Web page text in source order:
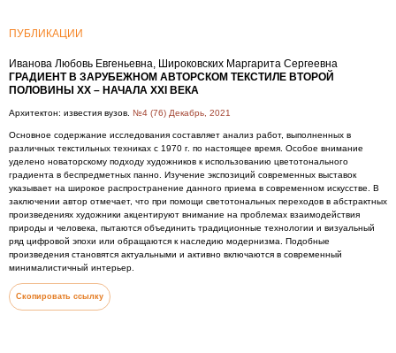
ПУБЛИКАЦИИ
Иванова Любовь Евгеньевна, Широковских Маргарита Сергеевна
ГРАДИЕНТ В ЗАРУБЕЖНОМ АВТОРСКОМ ТЕКСТИЛЕ ВТОРОЙ
ПОЛОВИНЫ ХХ – НАЧАЛА XXI ВЕКА
Архитектон: известия вузов. №4 (76) Декабрь, 2021
Основное содержание исследования составляет анализ работ, выполненных в
различных текстильных техниках с 1970 г. по настоящее время. Особое внимание
уделено новаторскому подходу художников к использованию цветотонального
градиента в беспредметных панно. Изучение экспозиций современных выставок
указывает на широкое распространение данного приема в современном искусстве. В
заключении автор отмечает, что при помощи светотональных переходов в абстрактных
произведениях художники акцентируют внимание на проблемах взаимодействия
природы и человека, пытаются объединить традиционные технологии и визуальный
ряд цифровой эпохи или обращаются к наследию модернизма. Подобные
произведения становятся актуальными и активно включаются в современный
минималистичный интерьер.
Скопировать ссылку